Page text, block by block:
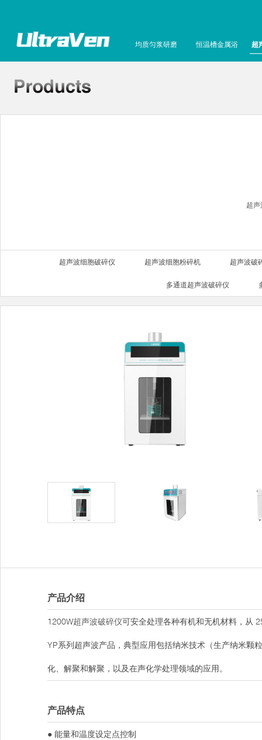
均质匀浆研磨 恒温槽金属浴 超
超
超声波细胞破碎仪 超声波细胞粉碎机 超声波破
多通道超声波破碎仪
产品介绍
1200W超声波破碎仪可安全处理各种有机和无机材料，从
YP系列超声波产品，典型应用包括纳米技术（生产纳米颗
化、解聚和解聚，以及在声化学处理领域的应用。
产品特点
● 能量和温度设定点控制